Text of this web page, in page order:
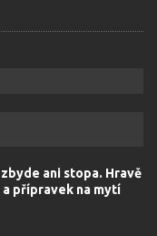
ani stopa. Hravě
přípravek na mytí